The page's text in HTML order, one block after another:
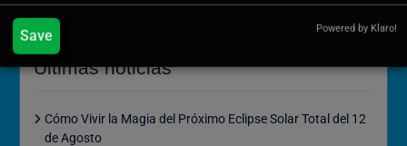
Últimas noticias
Cómo Vivir la Magia del Próximo Eclipse Solar Total del 12
de Agosto
Save Powered by Klaro!